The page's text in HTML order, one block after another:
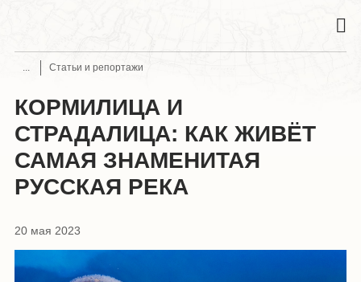
Статьи и репортажи
КОРМИЛИЦА И
СТРАДАЛИЦА: КАК ЖИВЁТ
САМАЯ ЗНАМЕНИТАЯ
РУССКАЯ РЕКА
20 мая 2023